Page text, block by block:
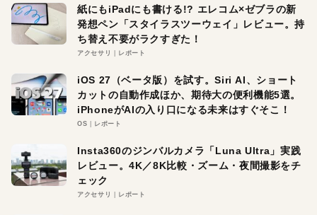
紙にもiPadにも書ける!? エレコム×ゼブラの新
発想ペン「スタイラスツーウェイ」レビュー。持
ち替え不要がラクすぎた！
アクセサリ レポート
iOS 27（ベータ版）を試す。Siri AI、ショート
カットの自動作成ほか、期待大の便利機能5選。
iPhoneがAIの入り口になる未来はすぐそこ！
OS レポート
Insta360のジンバルカメラ「Luna Ultra」実践
レビュー。4K／8K比較・ズーム・夜間撮影をチ
ェック
アクセサリ レポート